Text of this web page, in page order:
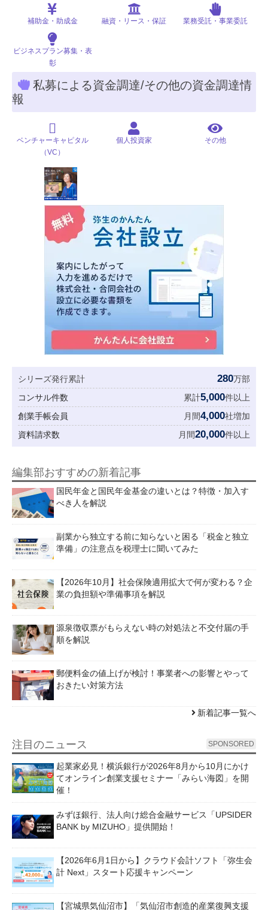
補助金・助成金 融資・リース・保証 業務受託・事業委託
ビジネスプラン募集・表
彰
私募による資金調達/その他の資金調達情
報
ベンチャーキャピタル
（VC）
個人投資家 その他
シリーズ発行累計 280万部
コンサル件数
累計5,000件以上
創業手帳会員
月間4,000社増加
資料請求数
月間20,000件以上
編集部おすすめの新着記事
国民年金と国民年金基金の違いとは？特徴・加入す
べき人を解説
副業から独立する前に知らないと困る「税金と独立
準備」の注意点を税理士に聞いてみた
【2026年10月】社会保険適用拡大で何が変わる？企
業の負担額や準備事項を解説
源泉徴収票がもらえない時の対処法と不交付届の手
順を解説
郵便料金の値上げが検討！事業者への影響とやって
おきたい対策方法
新着記事一覧へ
注目のニュース SPONSORED
起業家必見！横浜銀行が2026年8月から10月にかけ
てオンライン創業支援セミナー「みらい海図」を開
催！
みずほ銀行、法人向け総合金融サービス「UPSIDER
BANK by MIZUHO」提供開始！
【2026年6月1日から】クラウド会計ソフト「弥生会
計 Next」スタート応援キャンペーン
【宮城県気仙沼市】「気仙沼市創造的産業復興支援